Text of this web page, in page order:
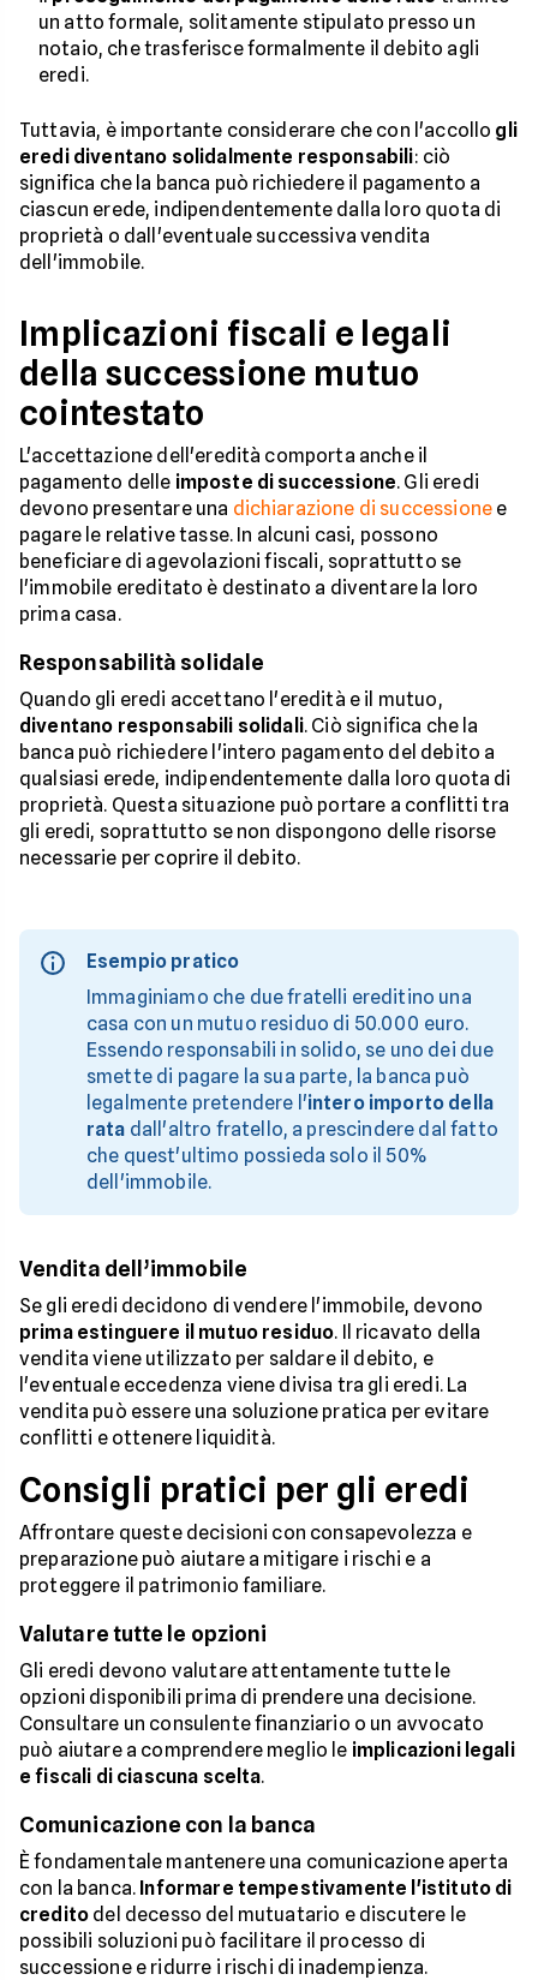
un atto formale, solitamente stipulato presso un
notaio, che trasferisce formalmente il debito agli
eredi.
Tuttavia, è importante considerare che con l'accollo gli
eredi diventano solidalmente responsabili: ciò
significa che la banca può richiedere il pagamento a
ciascun erede, indipendentemente dalla loro quota di
proprietà o dall'eventuale successiva vendita
dell'immobile.
Implicazioni fiscali e legali
della successione mutuo
cointestato
L'accettazione dell'eredità comporta anche il
pagamento delle imposte di successione. Gli eredi
devono presentare una dichiarazione di successione e
pagare le relative tasse. In alcuni casi, possono
beneficiare di agevolazioni fiscali, soprattutto se
l'immobile ereditato è destinato a diventare la loro
prima casa.
Responsabilità solidale
Quando gli eredi accettano l'eredità e il mutuo,
diventano responsabili solidali. Ciò significa che la
banca può richiedere l'intero pagamento del debito a
qualsiasi erede, indipendentemente dalla loro quota di
proprietà. Questa situazione può portare a conflitti tra
gli eredi, soprattutto se non dispongono delle risorse
necessarie per coprire il debito.
Esempio pratico
Immaginiamo che due fratelli ereditino una
casa con un mutuo residuo di 50.000 euro.
Essendo responsabili in solido, se uno dei due
smette di pagare la sua parte, la banca può
legalmente pretendere l'intero importo della
rata dall'altro fratello, a prescindere dal fatto
che quest'ultimo possieda solo il 50%
dell'immobile.
Vendita dell’immobile
Se gli eredi decidono di vendere l'immobile, devono
prima estinguere il mutuo residuo. Il ricavato della
vendita viene utilizzato per saldare il debito, e
l'eventuale eccedenza viene divisa tra gli eredi. La
vendita può essere una soluzione pratica per evitare
conflitti e ottenere liquidità.
Consigli pratici per gli eredi
Affrontare queste decisioni con consapevolezza e
preparazione può aiutare a mitigare i rischi e a
proteggere il patrimonio familiare.
Valutare tutte le opzioni
Gli eredi devono valutare attentamente tutte le
opzioni disponibili prima di prendere una decisione.
Consultare un consulente finanziario o un avvocato
può aiutare a comprendere meglio le implicazioni legali
e fiscali di ciascuna scelta.
Comunicazione con la banca
È fondamentale mantenere una comunicazione aperta
con la banca. Informare tempestivamente l'istituto di
credito del decesso del mutuatario e discutere le
possibili soluzioni può facilitare il processo di
successione e ridurre i rischi di inadempienza.